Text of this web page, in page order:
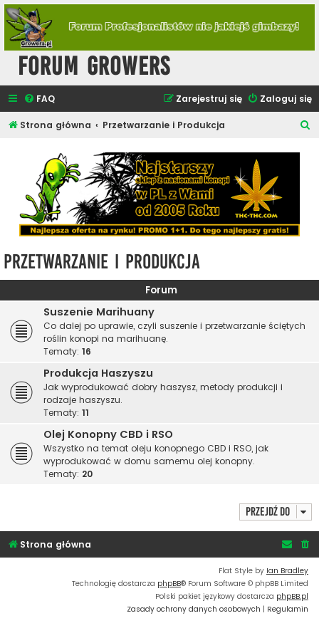
Forum Growers
FAQ Zaloguj się
Zarejestruj się
Strona główna Przetwarzanie i Produkcja
Przetwarzanie i Produkcja
Forum
Suszenie Marihuany
Co dalej po uprawie, czyli suszenie i przetwarzanie ściętych
roślin konopi na marihuanę.
Tematy: 16
Produkcja Haszyszu
Jak wyprodukować dobry haszysz, metody produkcji i
rodzaje haszyszu.
Tematy: 11
Olej Konopny CBD i RSO
Wszystko na temat oleju konopnego CBD i RSO, jak
wyprodukować w domu samemu olej konopny.
Tematy: 20
Przejdź do
Strona główna
Flat Style by Ian Bradley
Technologię dostarcza phpBB® Forum Software © phpBB Limited
Polski pakiet językowy dostarcza phpBB.pl
Zasady ochrony danych osobowych | Regulamin